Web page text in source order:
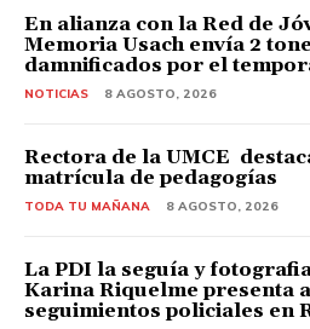
En alianza con la Red de
Memoria Usach envía 2
damnificados por el
NOTICIAS 8 AGOSTO, 2026
Rectora de la UMCE
matrícula de pedagogías
TODA TU MAÑANA 8 AGOSTO, 2026
La PDI la seguía y
Karina Riquelme presenta
seguimientos policiales en